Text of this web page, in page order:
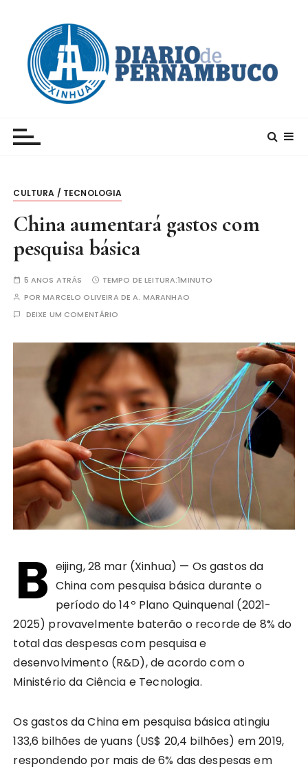
CULTURA / TECNOLOGIA
China aumentará gastos com
pesquisa básica
5 ANOS ATRÁS TEMPO DE LEITURA:1MINUTO
PORMARCELO OLIVEIRA DE A. MARANHAO
DEIXE UM COMENTÁRIO
B eijing, 28 mar (Xinhua) — Os gastos da
China com pesquisa básica durante o
período do 14º Plano Quinquenal (2021-
2025) provavelmente baterão o recorde de 8% do
total das despesas com pesquisa e
desenvolvimento (R&D), de acordo com o
Ministério da Ciência e Tecnologia.
Os gastos da China em pesquisa básica atingiu
133,6 bilhões de yuans (US$ 20,4 bilhões) em 2019,
respondendo por mais de 6% das despesas em